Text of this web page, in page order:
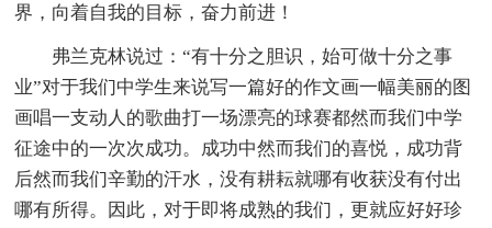
界，向着自我的目标，奋力前进！
弗兰克林说过：“有十分之胆识，始可做十分之事
业”对于我们中学生来说写一篇好的作文画一幅美丽的图
画唱一支动人的歌曲打一场漂亮的球赛都然而我们中学
征途中的一次次成功。成功中然而我们的喜悦，成功背
后然而我们辛勤的汗水，没有耕耘就哪有收获没有付出
哪有所得。因此，对于即将成熟的我们，更就应好好珍